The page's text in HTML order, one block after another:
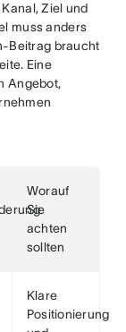
Ziel und
muss anders
Beitrag braucht
Eine
Angebot,
Worauf
Sie
achten
sollten
Klare
Positionierung